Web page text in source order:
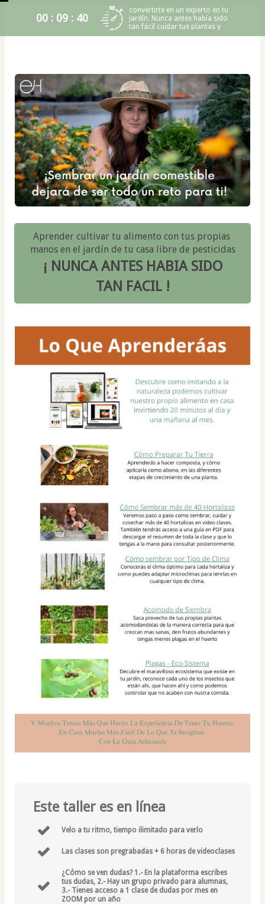
00 : 09 : 40
convertirte en un experto en tu
jardín. Nunca antes había sido
tan fácil cuidar tus plantas y
tener un huerto en casa!
Aprender cultivar tu alimento con tus propias
manos en el jardín de tu casa libre de pesticidas
¡ NUNCA ANTES HABIA SIDO
TAN FACIL !
Este taller es en línea
Velo a tu ritmo, tiempo ilimitado para verlo
Las clases son pregrabadas + 6 horas de videoclases
¿Cómo se ven dudas? 1.- En la plataforma escribes
tus dudas, 2.- Hay un grupo privado para alumnas,
3.- Tienes acceso a 1 clase de dudas por mes en
ZOOM por un año